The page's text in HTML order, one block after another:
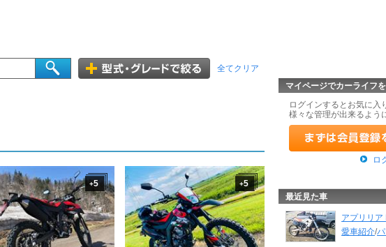
全てクリア
+5 +5
マイページでカーライフ
ログインするとお気に入
様々な管理が出来るよう
ロ
最近見た車
アプリリア
愛車紹介/